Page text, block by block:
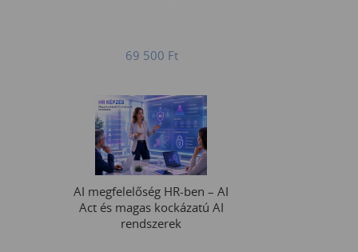
69 500 Ft
AI megfelelőség HR-ben – AI
Act és magas kockázatú AI
rendszerek